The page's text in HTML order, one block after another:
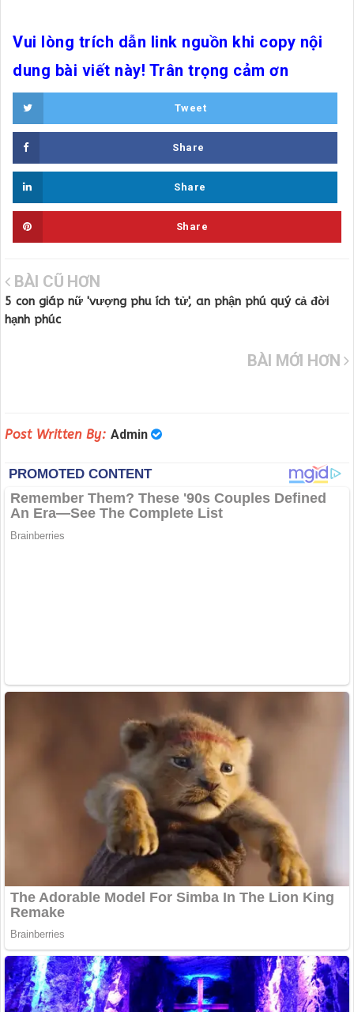
Vui lòng trích dẫn link nguồn khi copy nội
dung bài viết này! Trân trọng cảm ơn
Tweet
Share
Share
Share
BÀI CŨ HƠN
5 con giáp nữ 'vượng phu ích tử', an phận phú quý cả đời
hạnh phúc
BÀI MỚI HƠN
Post Written By: Admin